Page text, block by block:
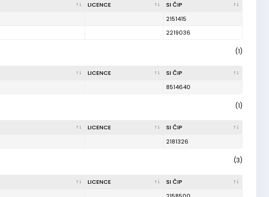
LICENCE
SI ČIP
2151415
2219036
(1)
LICENCE
SI ČIP
8514640
(1)
LICENCE
SI ČIP
2181326
(3)
LICENCE
SI ČIP